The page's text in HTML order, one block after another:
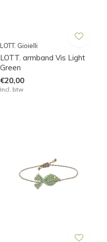
LOTT. Gioielli
LOTT. armband Vis Light
Green
€20,00
Incl. btw